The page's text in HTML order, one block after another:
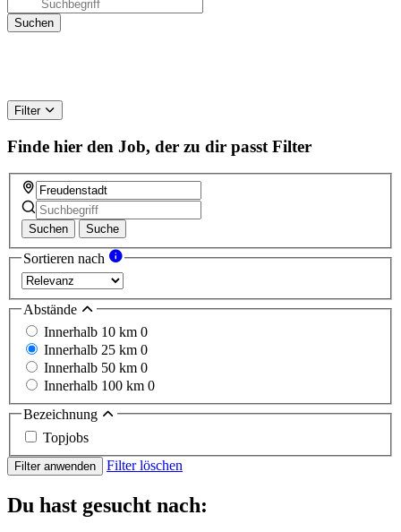
Filter
Finde hier den Job, der zu dir passt Filter
Suchen Suche
Sortieren nach
Abstände
Innerhalb 10 km 0
Innerhalb 25 km 0
Innerhalb 50 km 0
Innerhalb 100 km 0
Bezeichnung
Topjobs
Filter anwenden Filter löschen
Du hast gesucht nach: